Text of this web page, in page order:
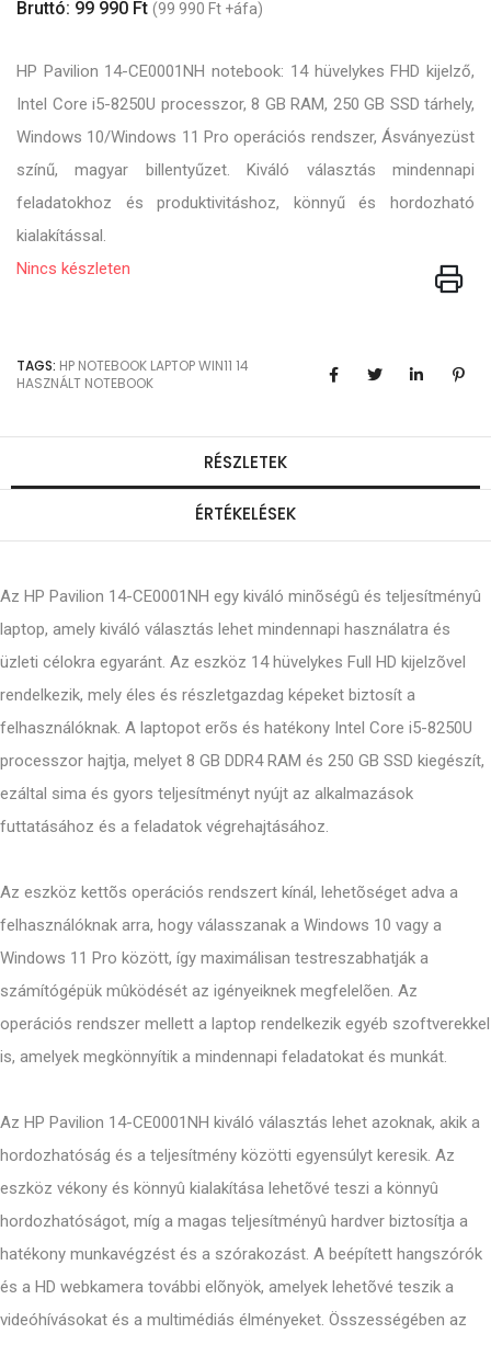
Bruttó: 99 990 Ft (99 990 Ft +áfa)
HP Pavilion 14-CE0001NH notebook: 14 hüvelykes FHD kijelző,
Intel Core i5-8250U processzor, 8 GB RAM, 250 GB SSD tárhely,
Windows 10/Windows 11 Pro operációs rendszer, Ásványezüst
színű, magyar billentyűzet. Kiváló választás mindennapi
feladatokhoz és produktivitáshoz, könnyű és hordozható
kialakítással.
Nincs készleten
TAGS: HP NOTEBOOK LAPTOPWIN11 14
HASZNÁLT NOTEBOOK
RÉSZLETEK
ÉRTÉKELÉSEK
Az HP Pavilion 14-CE0001NH egy kiváló minõségû és teljesítményû
laptop, amely kiváló választás lehet mindennapi használatra és
üzleti célokra egyaránt. Az eszköz 14 hüvelykes Full HD kijelzõvel
rendelkezik, mely éles és részletgazdag képeket biztosít a
felhasználóknak. A laptopot erõs és hatékony Intel Core i5-8250U
processzor hajtja, melyet 8 GB DDR4 RAM és 250 GB SSD kiegészít,
ezáltal sima és gyors teljesítményt nyújt az alkalmazások
futtatásához és a feladatok végrehajtásához.
Az eszköz kettõs operációs rendszert kínál, lehetõséget adva a
felhasználóknak arra, hogy válasszanak a Windows 10 vagy a
Windows 11 Pro között, így maximálisan testreszabhatják a
számítógépük mûködését az igényeiknek megfelelõen. Az
operációs rendszer mellett a laptop rendelkezik egyéb szoftverekkel
is, amelyek megkönnyítik a mindennapi feladatokat és munkát.
Az HP Pavilion 14-CE0001NH kiváló választás lehet azoknak, akik a
hordozhatóság és a teljesítmény közötti egyensúlyt keresik. Az
eszköz vékony és könnyû kialakítása lehetõvé teszi a könnyû
hordozhatóságot, míg a magas teljesítményû hardver biztosítja a
hatékony munkavégzést és a szórakozást. A beépített hangszórók
és a HD webkamera további elõnyök, amelyek lehetõvé teszik a
videóhívásokat és a multimédiás élményeket. Összességében az